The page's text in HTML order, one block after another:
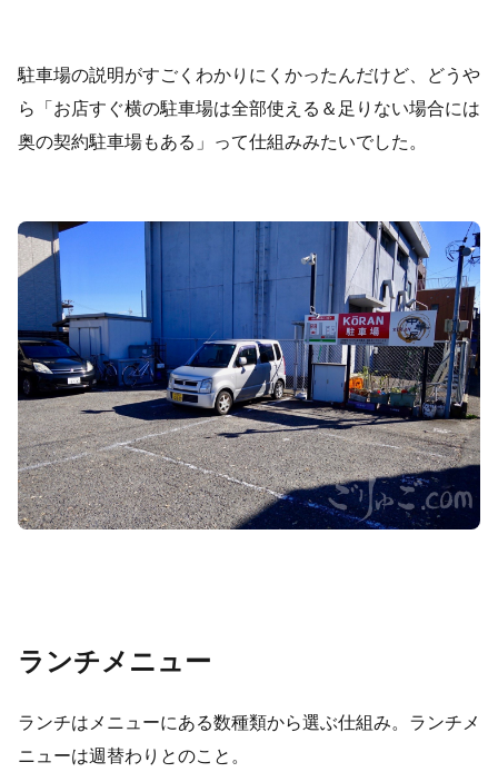
駐車場の説明がすごくわかりにくかったんだけど、どうや
ら「お店すぐ横の駐車場は全部使える＆足りない場合には
奥の契約駐車場もある」って仕組みみたいでした。
ランチメニュー
ランチはメニューにある数種類から選ぶ仕組み。ランチメ
ニューは週替わりとのこと。